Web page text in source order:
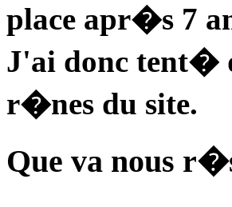
place apr�s 7
J'ai donc tent�
r�nes du site.
Que va nous